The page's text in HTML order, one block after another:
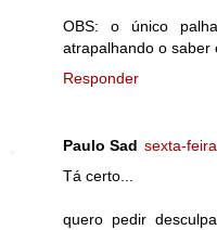
OBS: o único
atrapalhando o saber
Responder
Paulo Sad sexta-
Tá certo...
quero pedir